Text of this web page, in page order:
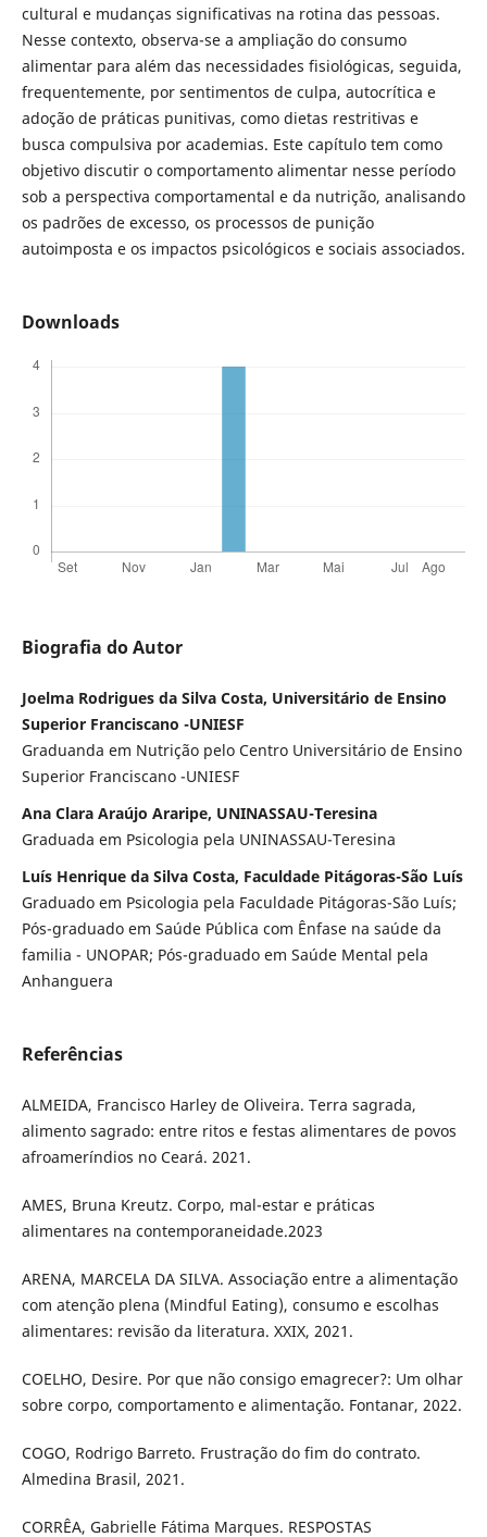
cultural e mudanças significativas na rotina das pessoas.
Nesse contexto, observa-se a ampliação do consumo
alimentar para além das necessidades fisiológicas, seguida,
frequentemente, por sentimentos de culpa, autocrítica e
adoção de práticas punitivas, como dietas restritivas e
busca compulsiva por academias. Este capítulo tem como
objetivo discutir o comportamento alimentar nesse período
sob a perspectiva comportamental e da nutrição, analisando
os padrões de excesso, os processos de punição
autoimposta e os impactos psicológicos e sociais associados.
Downloads
Biografia do Autor
Joelma Rodrigues da Silva Costa, Universitário de Ensino
Superior Franciscano -UNIESF
Graduanda em Nutrição pelo Centro Universitário de Ensino
Superior Franciscano -UNIESF
Ana Clara Araújo Araripe, UNINASSAU-Teresina
Graduada em Psicologia pela UNINASSAU-Teresina
Luís Henrique da Silva Costa, Faculdade Pitágoras-São Luís
Graduado em Psicologia pela Faculdade Pitágoras-São Luís;
Pós-graduado em Saúde Pública com Ênfase na saúde da
familia - UNOPAR; Pós-graduado em Saúde Mental pela
Anhanguera
Referências
ALMEIDA, Francisco Harley de Oliveira. Terra sagrada,
alimento sagrado: entre ritos e festas alimentares de povos
afroameríndios no Ceará. 2021.
AMES, Bruna Kreutz. Corpo, mal-estar e práticas
alimentares na contemporaneidade.2023
ARENA, MARCELA DA SILVA. Associação entre a alimentação
com atenção plena (Mindful Eating), consumo e escolhas
alimentares: revisão da literatura. XXIX, 2021.
COELHO, Desire. Por que não consigo emagrecer?: Um olhar
sobre corpo, comportamento e alimentação. Fontanar, 2022.
COGO, Rodrigo Barreto. Frustração do fim do contrato.
Almedina Brasil, 2021.
CORRÊA, Gabrielle Fátima Marques. RESPOSTAS